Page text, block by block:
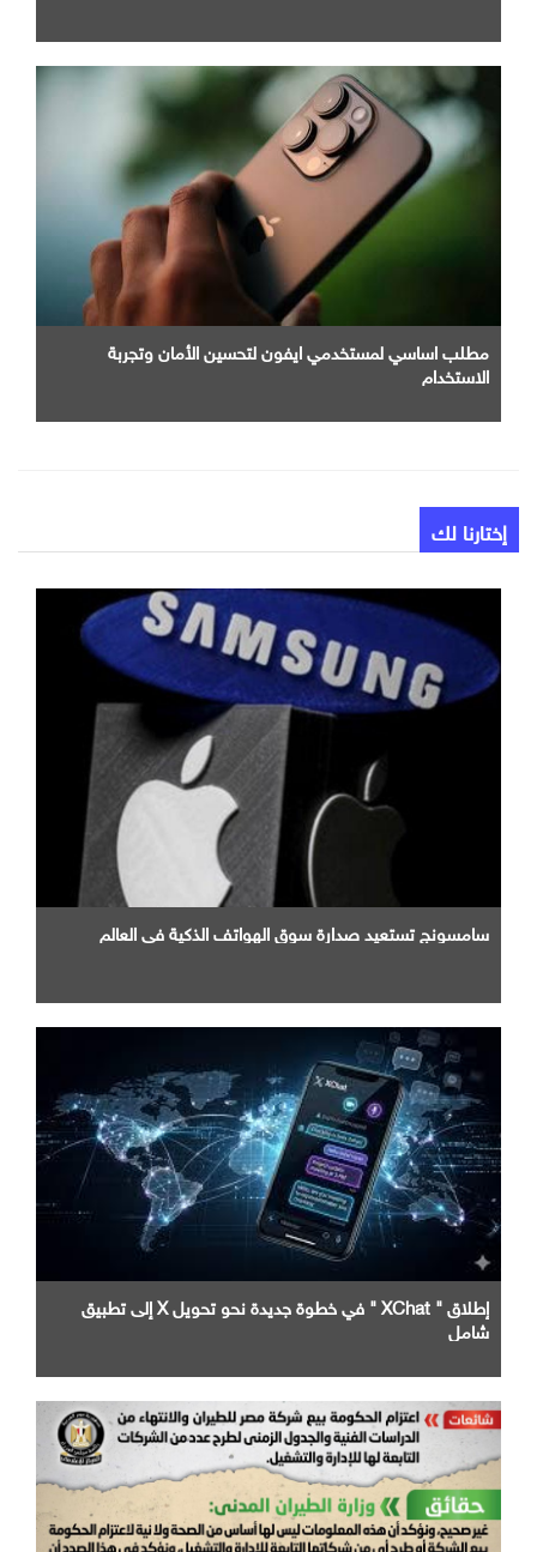
مطلب اساسي لمستخدمي ايفون لتحسين الأمان وتجربة
الاستخدام
إختارنا لك
سامسونج تستعيد صدارة سوق الهواتف الذكية في العالم
إطلاق " XChat " في خطوة جديدة نحو تحويل X إلى تطبيق
شامل